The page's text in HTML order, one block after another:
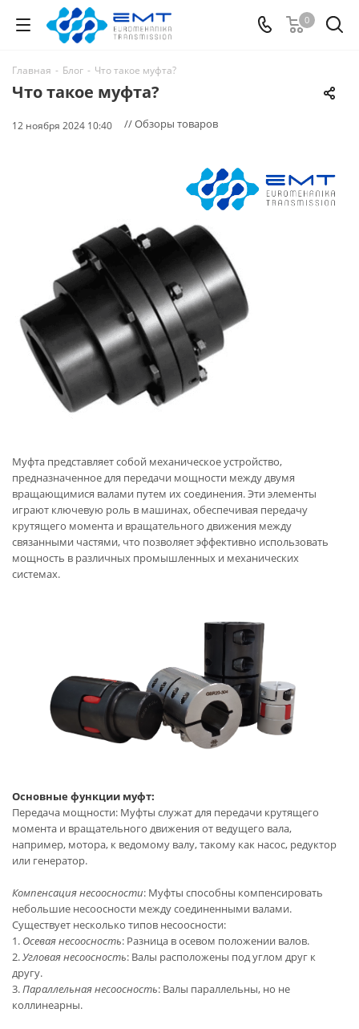
0
Главная - Блог - Что такое муфта?
Что такое муфта?
12 ноября 2024 10:40 // Обзоры товаров
Муфта представляет собой механическое устройство,
предназначенное для передачи мощности между двумя
вращающимися валами путем их соединения. Эти элементы
играют ключевую роль в машинах, обеспечивая передачу
крутящего момента и вращательного движения между
связанными частями, что позволяет эффективно использовать
мощность в различных промышленных и механических
системах.
Основные функции муфт:
Передача мощности: Муфты служат для передачи крутящего
момента и вращательного движения от ведущего вала,
например, мотора, к ведомому валу, такому как насос, редуктор
или генератор.
Компенсация несоосности: Муфты способны компенсировать
небольшие несоосности между соединенными валами.
Существует несколько типов несоосности:
1. Осевая несоосность: Разница в осевом положении валов.
2.Угловая несоосность: Валы расположены под углом друг к
другу.
3.Параллельная несоосность: Валы параллельны, но не
коллинеарны.